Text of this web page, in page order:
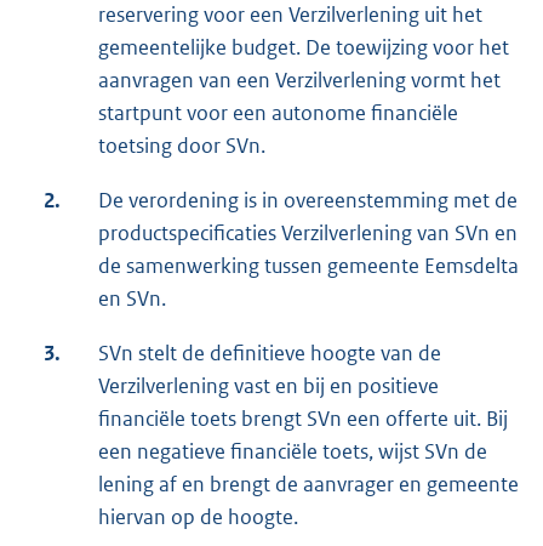
reservering voor een Verzilverlening uit het
gemeentelijke budget. De toewijzing voor het
aanvragen van een Verzilverlening vormt het
startpunt voor een autonome financiële
toetsing door SVn.
2.
De verordening is in overeenstemming met de
productspecificaties Verzilverlening van SVn en
de samenwerking tussen gemeente Eemsdelta
en SVn.
3.
SVn stelt de definitieve hoogte van de
Verzilverlening vast en bij en positieve
financiële toets brengt SVn een offerte uit. Bij
een negatieve financiële toets, wijst SVn de
lening af en brengt de aanvrager en gemeente
hiervan op de hoogte.